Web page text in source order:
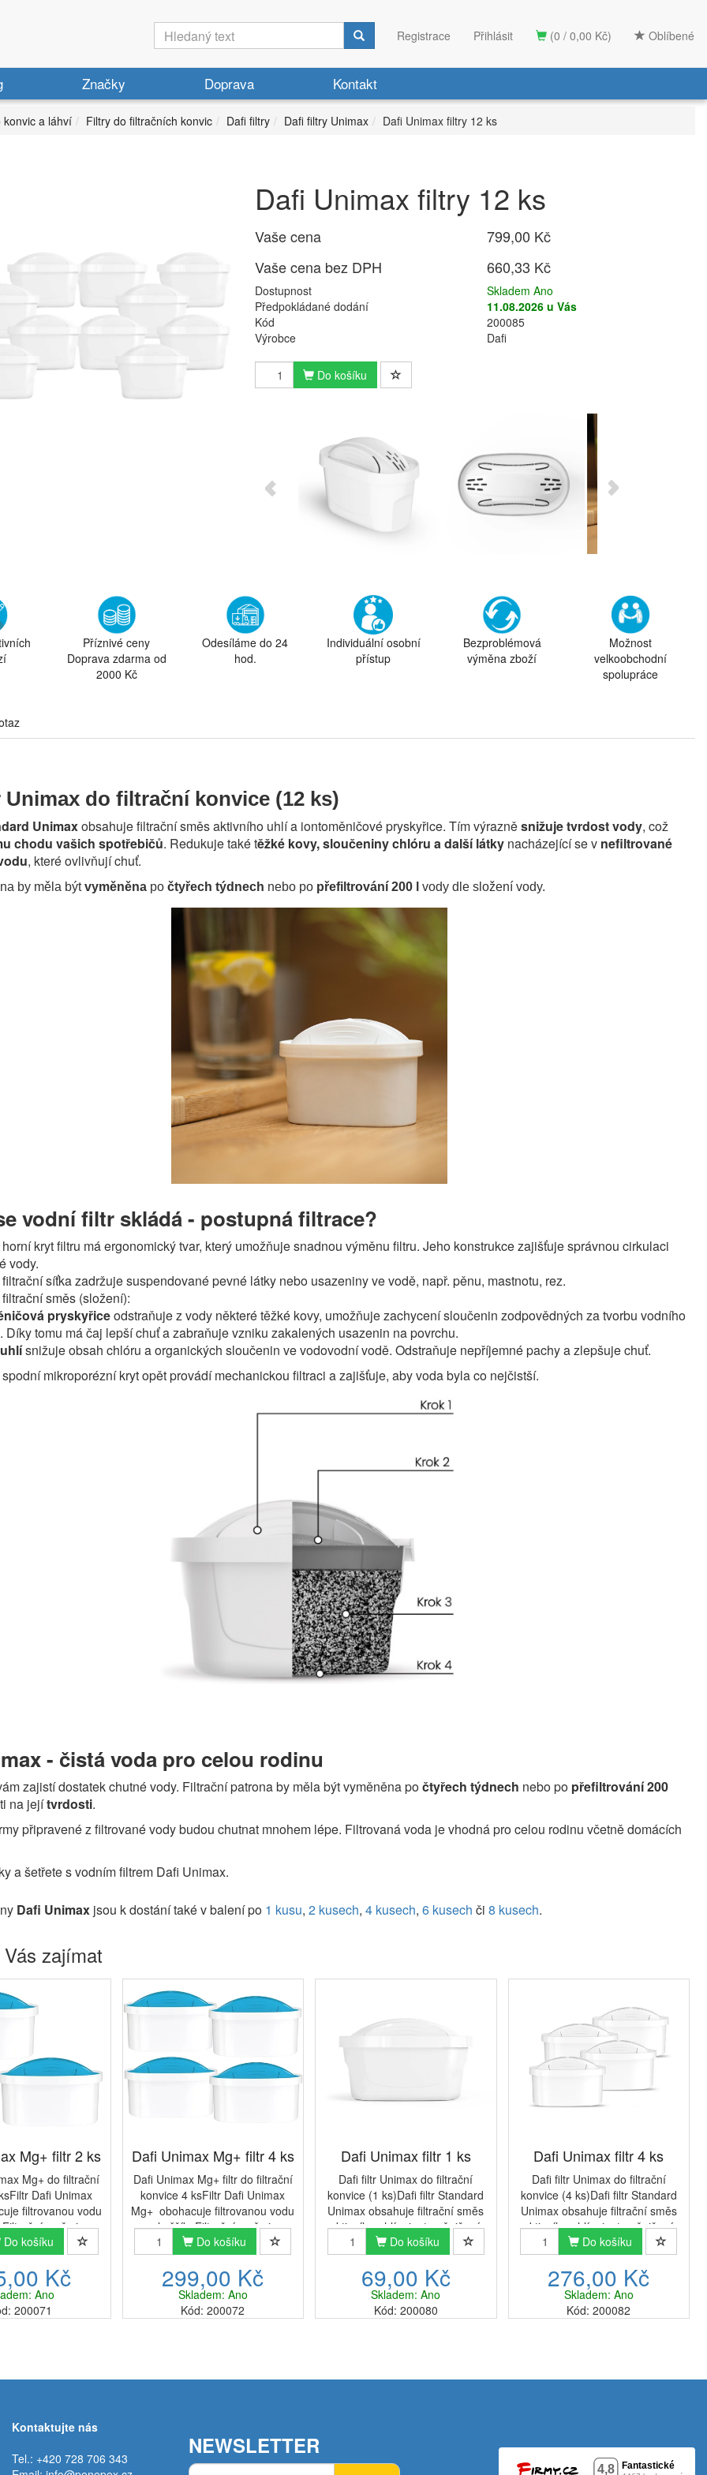
(0 / 0,00 Kč) Oblíbené
Registrace Přihlásit
Značky Doprava Kontakt
konvic a láhví Filtry do filtračních konvic Dafi filtry Dafi filtry Unimax Dafi Unimax filtry 12 ks
Dafi Unimax filtry 12 ks
Vaše cena
799,00 Kč
Vaše cena bez DPH
660,33 Kč
Dostupnost
Skladem Ano
Předpokládané dodání
11.08.2026 u Vás
Kód
200085
Výrobce
Dafi
Do košíku
Příznivé ceny
Doprava zdarma od
2000 Kč
Odesíláme do 24
hod.
Individuální osobní
přístup
Bezproblémová
výměna zboží
Možnost
velkoobchodní
spolupráce
do filtrační konvice (12 ks)
Unimaxobsahuje filtrační směs aktivního uhlí a iontoměničové pryskyřice. Tím výrazněsnižuje tvrdost vody, což
chodu vašich spotřebičů. Redukuje také těžké kovy, sloučeniny chlóru a další látky nacházející se v nefiltrované
, které ovlivňují chuť.
by měla býtvyměněna po čtyřech týdnech nebo po přefiltrování 200 l vody dle složení vody.
vodní filtr skládá - postupná filtrace?
horní kryt filtru má ergonomický tvar, který umožňuje snadnou výměnu filtru. Jeho konstrukce zajišťuje správnou cirkulaci
vody.
síťka zadržuje suspendované pevné látky nebo usazeniny ve vodě, např. pěnu, mastnotu, rez.
směs (složení):
pryskyřiceodstraňuje z vody některé těžké kovy, umožňuje zachycení sloučenin zodpovědných za tvorbu vodního
Díky tomu má čaj lepší chuť a zabraňuje vzniku zakalených usazenin na povrchu.
snižuje obsah chlóru a organických sloučenin ve vodovodní vodě. Odstraňuje nepříjemné pachy a zlepšuje chuť.
mikroporézní kryt opět provádí mechanickou filtraci a zajišťuje, aby voda byla co nejčistší.
- čistá voda pro celou rodinu
zajistí dostatek chutné vody. Filtrační patrona by měla být vyměněna počtyřech týdnech nebo po přefiltrování 200
na jejítvrdosti.
připravené z filtrované vody budou chutnat mnohem lépe. Filtrovaná voda je vhodná pro celou rodinu včetně domácích
a šetřete s vodním filtrem Dafi Unimax.
Dafi Unimax jsou k dostání také v balení po 1 kusu, 2 kusech, 4 kusech, 6 kusech či 8 kusech.
zajímat
Mg+ filtr 2 ks
Mg+ do filtrační
Dafi Unimax
filtrovanou vodu
směs je
aktivním uhlím a
pryskyřicí. Tím
snižuje ...
Do košíku
Kč
Ano
200071
Dafi Unimax Mg+ filtr 4 ks
Dafi Unimax Mg+ filtr do filtrační
konvice 4 ksFiltr Dafi Unimax
Mg+ obohacuje filtrovanou vodu
o hořčík. Filtrační směs je
tvořena aktivním uhlím a
iontoměničovou pryskyřicí. Tím
se výrazně snižuje ...
Do košíku
299,00 Kč
Skladem: Ano
Kód: 200072
Dafi Unimax filtr 1 ks
Dafi filtr Unimax do filtrační
konvice (1 ks)Dafi filtr Standard
Unimax obsahuje filtrační směs
aktivního uhlí a iontoměničové
pryskyřice. Tím výrazně snižuje
tvrdost vody, což vede k lepšímu
chodu va...
Do košíku
69,00 Kč
Skladem: Ano
Kód: 200080
Dafi Unimax filtr 4 ks
Dafi filtr Unimax do filtrační
konvice (4 ks)Dafi filtr Standard
Unimax obsahuje filtrační směs
aktivního uhlí a iontoměničové
pryskyřice. Tím výrazně snižuje
tvrdost vody, což vede k lepšímu
chodu va...
Do košíku
276,00 Kč
Skladem: Ano
Kód: 200082
Kontaktujte nás
Tel.: +420 728 706 343
NEWSLETTER